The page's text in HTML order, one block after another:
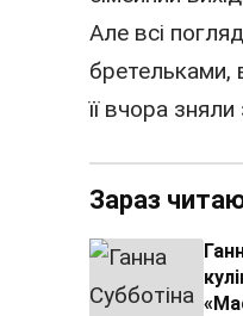
Але всі
бретельками,
її вчора
Зараз